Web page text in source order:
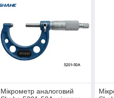
Мікрометр аналоговий